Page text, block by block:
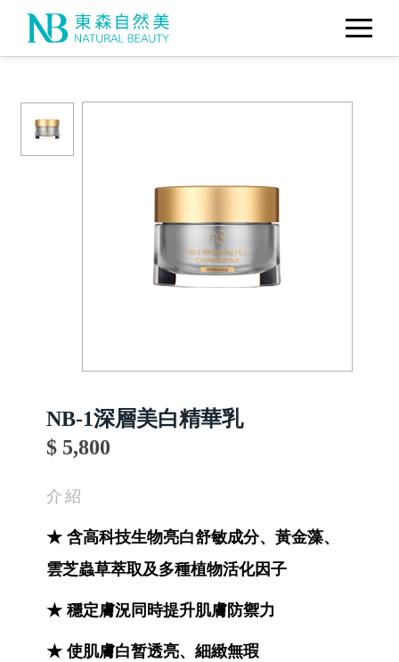
NB-1深層美白精華乳
$ 5,800
介紹
★ 含高科技生物亮白舒敏成分、黃金藻、
雲芝蟲草萃取及多種植物活化因子
★ 穩定膚況同時提升肌膚防禦力
★ 使肌膚白暂透亮、細緻無瑕